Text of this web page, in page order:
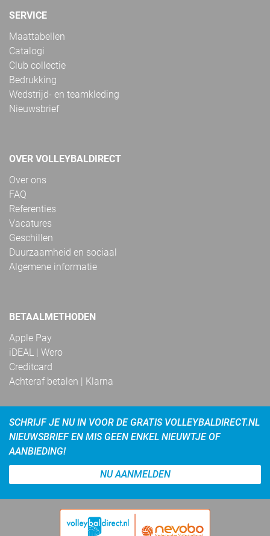
SERVICE
Maattabellen
Catalogi
Club collectie
Bedrukking
Wedstrijd- en teamkleding
Nieuwsbrief
OVER VOLLEYBALDIRECT
Over ons
FAQ
Referenties
Vacatures
Geschillen
Duurzaamheid en sociaal
Algemene informatie
BETAALMETHODEN
Apple Pay
iDEAL | Wero
Creditcard
Achteraf betalen | Klarna
SCHRIJF JE NU IN VOOR DE GRATIS VOLLEYBALDIRECT.NL
NIEUWSBRIEF EN MIS GEEN ENKEL NIEUWTJE OF
AANBIEDING!
NU AANMELDEN